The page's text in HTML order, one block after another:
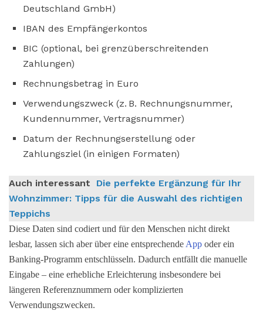
Deutschland GmbH)
IBAN des Empfängerkontos
BIC (optional, bei grenzüberschreitenden
Zahlungen)
Rechnungsbetrag in Euro
Verwendungszweck (z. B. Rechnungsnummer,
Kundennummer, Vertragsnummer)
Datum der Rechnungserstellung oder
Zahlungsziel (in einigen Formaten)
Auch interessant
Die perfekte Ergänzung für Ihr
Wohnzimmer: Tipps für die Auswahl des richtigen
Teppichs
Diese Daten sind codiert und für den Menschen nicht direkt
lesbar, lassen sich aber über eine entsprechende App oder ein
Banking-Programm entschlüsseln. Dadurch entfällt die manuelle
Eingabe – eine erhebliche Erleichterung insbesondere bei
längeren Referenznummern oder komplizierten
Verwendungszwecken.